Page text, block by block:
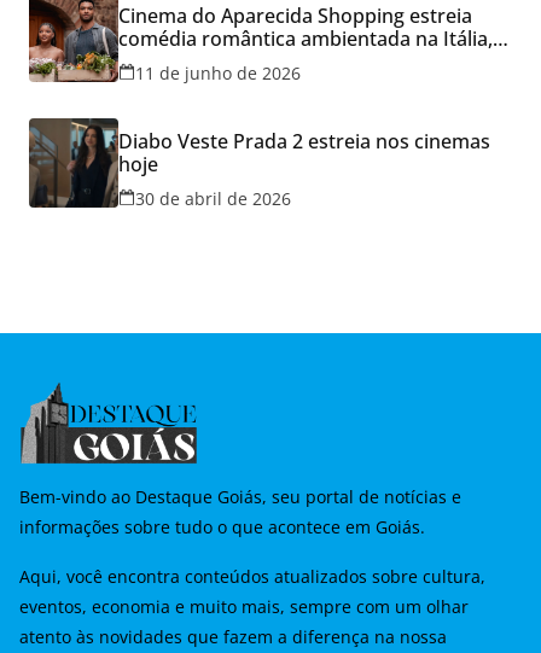
Cinema do Aparecida Shopping estreia
comédia romântica ambientada na Itália,
hoje e lança promoção para o Dia dos
Namorados
11 de junho de 2026
Diabo Veste Prada 2 estreia nos cinemas
hoje
30 de abril de 2026
Bem-vindo ao Destaque Goiás, seu portal de notícias e
informações sobre tudo o que acontece em Goiás.
Aqui, você encontra conteúdos atualizados sobre cultura,
eventos, economia e muito mais, sempre com um olhar
atento às novidades que fazem a diferença na nossa